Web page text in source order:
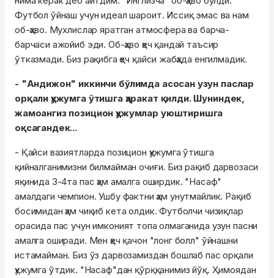
Футбол ўйнаш учун идеал шароит. Иссиқ эмас ва нам
об-ҳаво. Мухлислар яратган атмосфера ва барча-
барчаси ажойиб эди. Об-ҳаво ҳеч қандай таъсир
ўтказмади. Биз рақибга ҳеч қайси жабҳада енгилмадик.
- "Андижон" иккинчи бўлимда асосан узун паслар
орқали ҳужумга ўтишга ҳаракат қилди. Шуниндек,
жамоангиз позицион ҳужумлар уюштиришга
оқсагандек...
- Қайси вазиятларда позицион ҳужумга ўтишга
қийналганимизни билмайман очиғи. Биз рақиб дарвозаси
яқинида 3-4та пас ҳам амалга оширдик. "Насаф"
амалдаги чемпион. Ушбу фактни ҳам унутмайлик. Рақиб
босимидан ҳам чиқиб кета олдик. Футболчи чизиқлар
орасида пас учун имконият топа олмаганида узун пасни
амалга оширади. Мен ҳеч қачон "лонг болл" ўйнашни
истамайман. Биз ўз дарвозамиздан бошлаб пас орқали
ҳужумга ўтдик. "Насаф"дан қўрққанимиз йўқ. Ҳимоядан